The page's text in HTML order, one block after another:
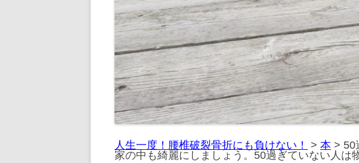
人生一度！腰椎破裂骨折にも負けない！ > 本 > 50
家の中も綺麗にしましょう。50過ぎていない人は